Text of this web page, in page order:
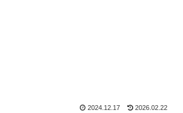
2024.12.17 2026.02.22